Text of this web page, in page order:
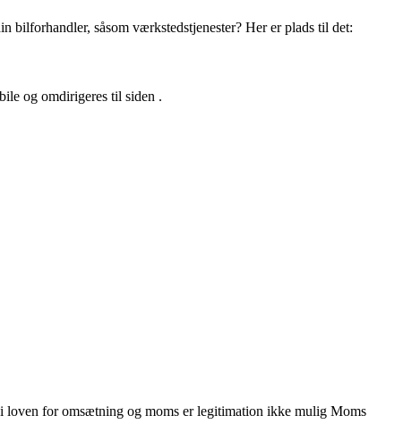
bilforhandler, såsom værkstedstjenester? Her er plads til det:
og omdirigeres til siden .
loven for omsætning og moms er legitimation ikke mulig Moms